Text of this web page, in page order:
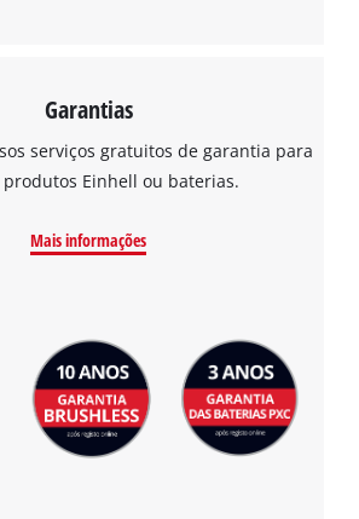
Garantias
serviços gratuitos de garantia para
produtos Einhell ou baterias.
Mais informações